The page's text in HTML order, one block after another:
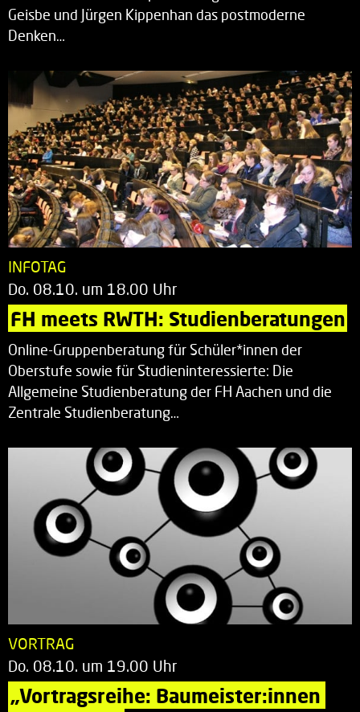
Geisbe und Jürgen Kippenhan das postmoderne
Denken…
INFOTAG
Do. 08.10. um 18.00 Uhr
FH meets RWTH: Studienberatungen
Online-Gruppenberatung für Schüler*innen der
Oberstufe sowie für Studieninteressierte: Die
Allgemeine Studienberatung der FH Aachen und die
Zentrale Studienberatung…
VORTRAG
Do. 08.10. um 19.00 Uhr
„Vortragsreihe: Baumeister:innen